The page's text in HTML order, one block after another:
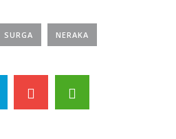
SURGA NERAKA